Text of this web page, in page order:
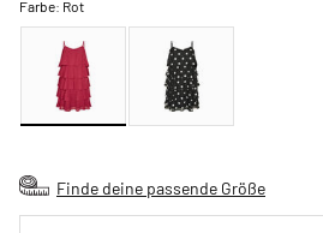
Farbe: Rot
Finde deine passende Größe